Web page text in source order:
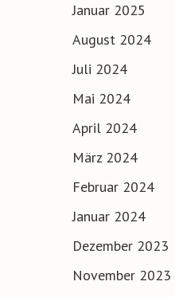
Januar 2025
August 2024
Juli 2024
Mai 2024
April 2024
März 2024
Februar 2024
Januar 2024
Dezember 2023
November 2023